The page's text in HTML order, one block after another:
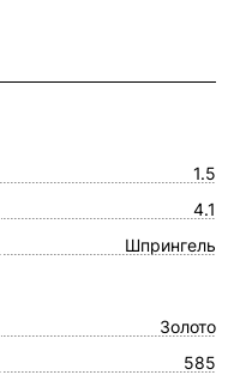
1.5
4.1
Шпрингель
Золото
585